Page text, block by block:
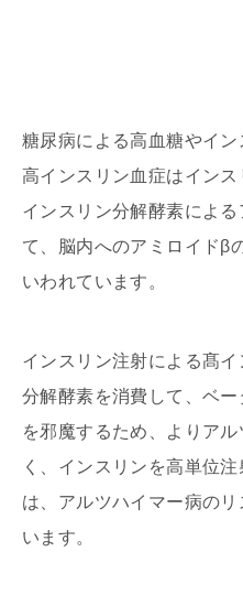
糖尿病による高血糖やイ
高インスリン血症はインス
インスリン分解酵素によ
て、脳内へのアミロイドβ
いわれています。
インスリン注射による髙
分解酵素を消費して、ベ
を邪魔するため、よりア
く、インスリンを高単位
は、アルツハイマー病の
います。